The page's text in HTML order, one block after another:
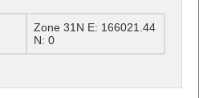
Zone 31N E: 166021.44
N: 0